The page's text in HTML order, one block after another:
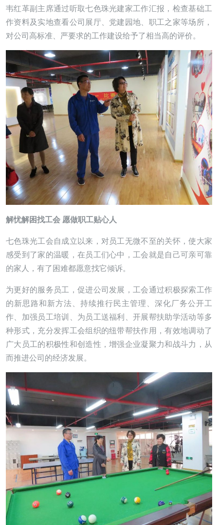
韦红革副主席通过听取七色珠光建家工作汇报，检查基础工
作资料及实地查看公司展厅、党建园地、职工之家等场所，
对公司高标准、严要求的工作建设给予了相当高的评价。
解忧解困找工会 愿做职工贴心人
七色珠光工会自成立以来，对员工无微不至的关怀，使大家
感受到了家的温暖，在员工们心中，工会就是自己可亲可靠
的家人，有了困难都愿意找它倾诉。
为更好的服务员工，促进公司发展，工会通过积极探索工作
的新思路和新方法、持续推行民主管理、深化厂务公开工
作、加强员工培训、为员工送福利、开展帮扶助学活动等多
种形式，充分发挥工会组织的纽带帮扶作用，有效地调动了
广大员工的积极性和创造性，增强企业凝聚力和战斗力，从
而推进公司的经济发展。